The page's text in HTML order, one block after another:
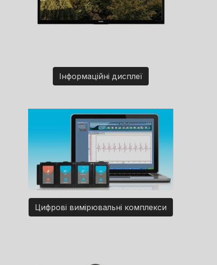
Інформаційні дисплеї
Цифрові вимірювальні комплекси